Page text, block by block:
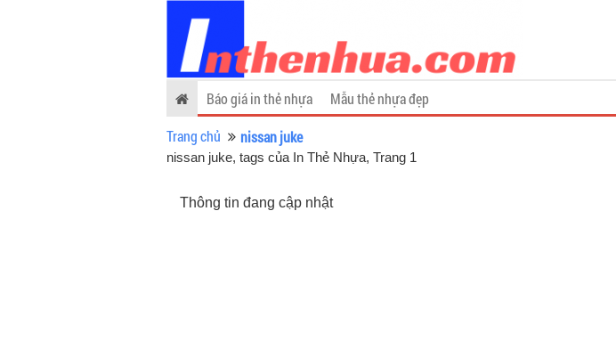
Báo giá in thẻ nhựa Mẫu thẻ nhựa đẹp
Trang chủ
nissan juke
nissan juke, tags của In Thẻ Nhựa, Trang 1
Thông tin đang cập nhật